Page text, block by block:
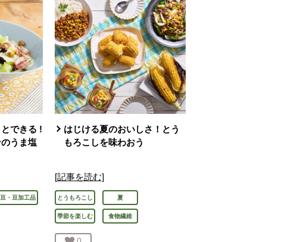
できる !
うま塩
豆・豆加工品
はじける夏のおいしさ！とう
もろこしを味わおう
[記事を読む]
とうもろこし 夏
季節を楽しむ 食物繊維